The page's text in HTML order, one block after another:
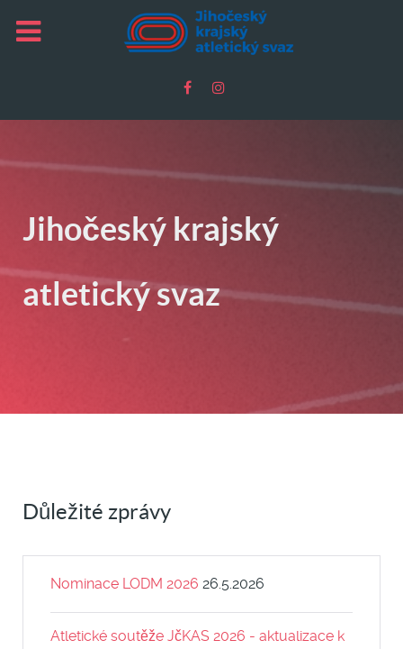
Jihočeský krajský
atletický svaz
Důležité zprávy
Nominace LODM 2026 26.5.2026
Atletické soutěže JčKAS 2026 - aktualizace k